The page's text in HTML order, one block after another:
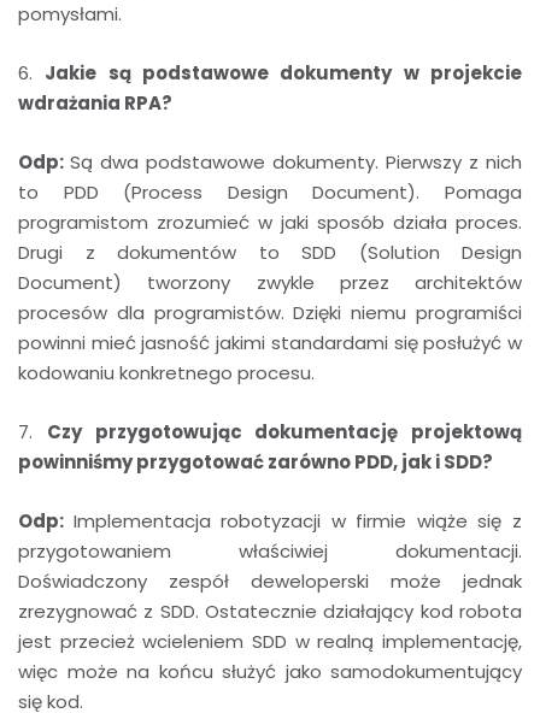
pomysłami.
6. Jakie są podstawowe dokumenty w projekcie
wdrażania RPA?
Odp: Są dwa podstawowe dokumenty. Pierwszy z nich
to PDD (Process Design Document). Pomaga
programistom zrozumieć w jaki sposób działa proces.
Drugi z dokumentów to SDD (Solution Design
Document) tworzony zwykle przez architektów
procesów dla programistów. Dzięki niemu programiści
powinni mieć jasność jakimi standardami się posłużyć w
kodowaniu konkretnego procesu.
7. Czy przygotowując dokumentację projektową
powinniśmy przygotować zarówno PDD, jak i SDD?
Odp: Implementacja robotyzacji w firmie wiąże się z
przygotowaniem właściwiej dokumentacji.
Doświadczony zespół deweloperski może jednak
zrezygnować z SDD. Ostatecznie działający kod robota
jest przecież wcieleniem SDD w realną implementację,
więc może na końcu służyć jako samodokumentujący
się kod.